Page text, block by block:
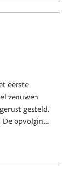
eerste
zenuwen
gesteld.
opvolging
gevoel